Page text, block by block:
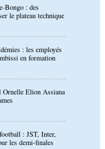
: les employés
Elion Assiana
: JST, Inter,
réceptionne son